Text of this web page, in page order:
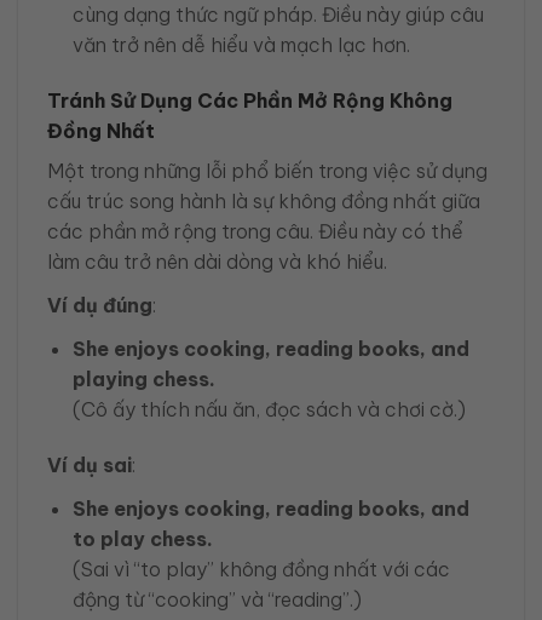
cùng dạng thức ngữ pháp. Điều này giúp câu
văn trở nên dễ hiểu và mạch lạc hơn.
Tránh Sử Dụng Các Phần Mở Rộng Không
Đồng Nhất
Một trong những lỗi phổ biến trong việc sử dụng
cấu trúc song hành là sự không đồng nhất giữa
các phần mở rộng trong câu. Điều này có thể
làm câu trở nên dài dòng và khó hiểu.
Ví dụ đúng:
She enjoys cooking, reading books, and
playing chess.
(Cô ấy thích nấu ăn, đọc sách và chơi cờ.)
Ví dụ sai:
She enjoys cooking, reading books, and
to play chess.
(Sai vì “to play” không đồng nhất với các
động từ “cooking” và “reading”.)